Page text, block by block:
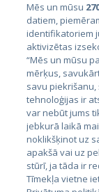
Valstis
Igaunija
Latvija
Lietuva
Mēs un mūsu
datiem,
identifikatoriem
aktivizētas
“Mēs un mūsu
mērķus,
savu piekrišanu,
tehnoloģijas ir
var nebūt jums
jebkurā laikā
noklikšķinot uz
apakšā vai uz
stūrī, ja tāda ir
Tīmekļa vietne